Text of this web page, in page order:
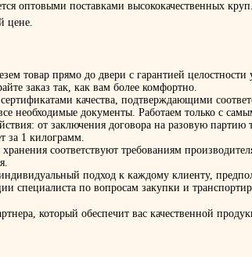
оптовыми поставками высококачественных
цене.
товар прямо до двери с гарантией
заказ так, как вам более комфортно.
качества, подтверждающими
необходимые документы. Работаем только с
от заключения договора на разовую
за 1 килограмм.
соответствуют требованиям
подход к каждому клиенту,
специалиста по вопросам закупки и
который обеспечит вас качественной